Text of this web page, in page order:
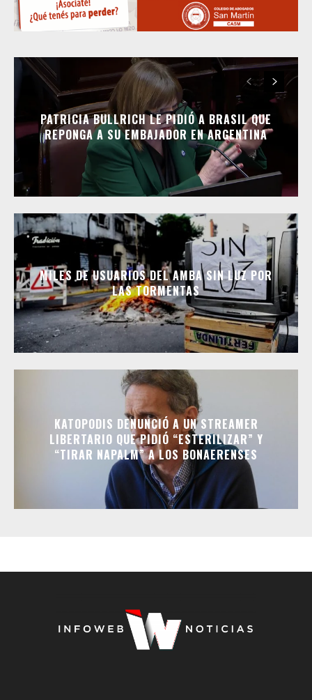
PATRICIA BULLRICH LE PIDIÓ A BRASIL QUE
REPONGA A SU EMBAJADOR EN ARGENTINA
MILES DE USUARIOS DEL AMBA SIN LUZ POR
LAS TORMENTAS
KATOPODIS DENUNCIÓ A UN STREAMER
LIBERTARIO QUE PIDIÓ “ESTERILIZAR” Y
“TIRAR NAPALM” A LOS BONAERENSES